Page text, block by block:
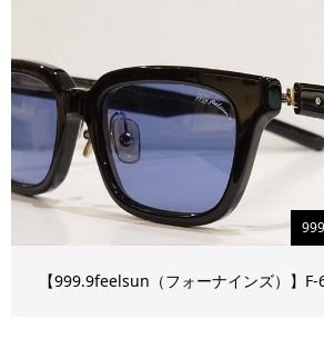
【999.9feelsun（フォーナインズ）】F-